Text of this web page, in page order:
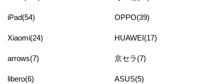
iPad(54) OPPO(39)
Xiaomi(24) HUAWEI(17)
arrows(7) 京セラ(7)
libero(6) ASUS(5)